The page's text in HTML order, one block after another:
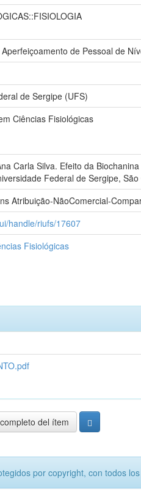
de Pessoal de
de Sergipe (UFS)
Ciências Fisiológicas
Carla Silva. Efeito da
Federal de Sergipe,
Atribuição-NãoComercial-
handle/riufs/17607
Fisiológicas
del ítem
por copyright, con todos